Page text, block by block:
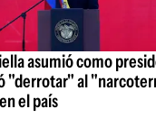
asumió como
"derrotar" al
el país